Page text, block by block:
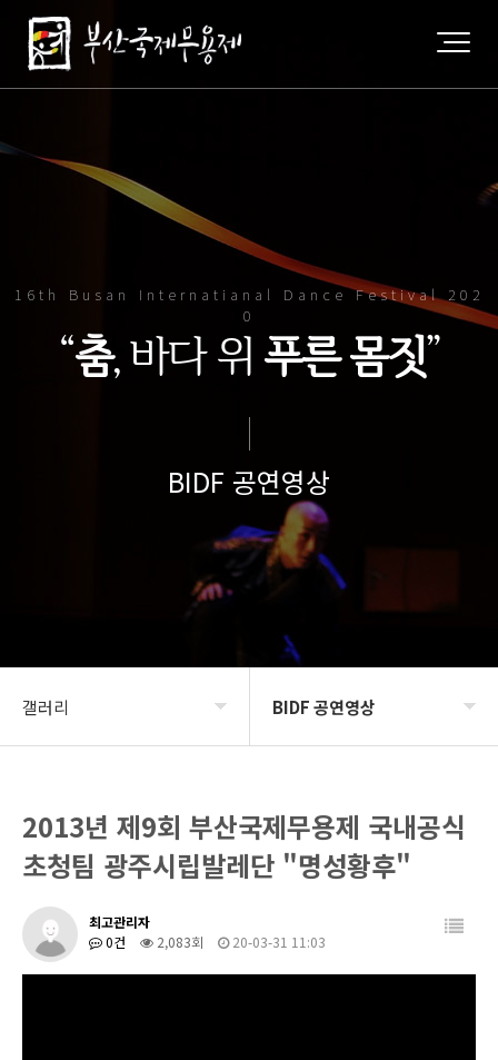
16th Busan Internatianal Dance Festival 202
0
“춤, 바다 위 푸른 몸짓”
BIDF 공연영상
갤러리
프로그램
갤러리
커뮤니티
BIDF 공연영상
BIDF 공연영상
2013년 제9회 부산국제무용제 국내공식
초청팀 광주시립발레단 "명성황후"
최고관리자
0건
2,083회 20-03-31 11:03